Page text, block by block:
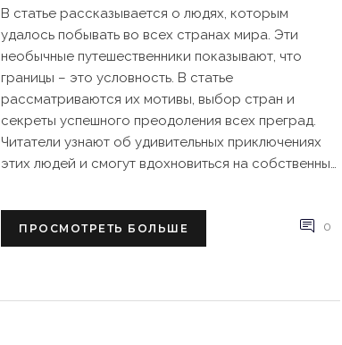
В статье рассказывается о людях, которым
удалось побывать во всех странах мира. Эти
необычные путешественники показывают, что
границы – это условность. В статье
рассматриваются их мотивы, выбор стран и
секреты успешного преодоления всех преград.
Читатели узнают об удивительных приключениях
этих людей и смогут вдохновиться на собственные
планированию и успешному осуществлению таких
путешествий.
ПРОСМОТРЕТЬ БОЛЬШЕ 0